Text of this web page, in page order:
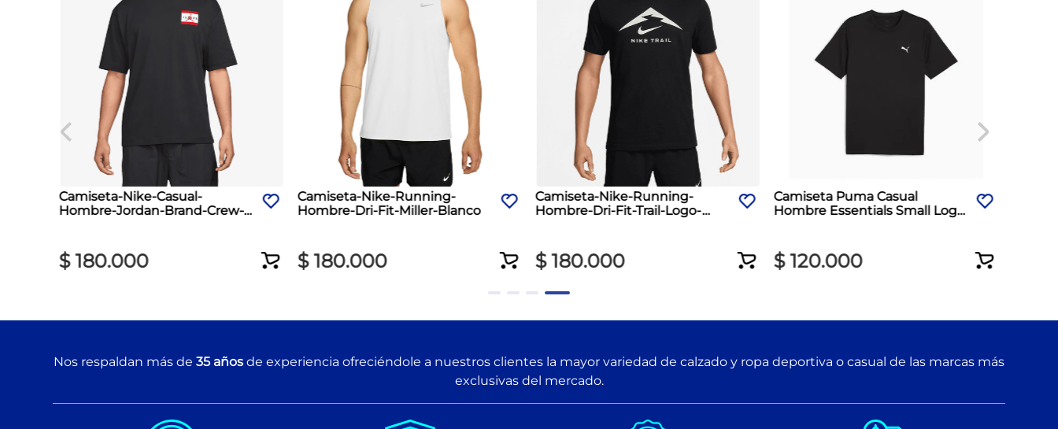
Camiseta-Nike-Casual-
Hombre-Jordan-Brand-Crew-
$ 180.000
Camiseta-Nike-Running-
Hombre-Dri-Fit-Miller-Blanco
$ 180.000
Camiseta-Nike-Running-
Hombre-Dri-Fit-Trail-Logo-
$ 180.000
Camiseta Puma Casual
Hombre Essentials Small Logo
$ 120.000
Nos respaldan más de 35 años de experiencia ofreciéndole a nuestros clientes la mayor variedad de calzado y ropa deportiva o casual de las marcas más
exclusivas del mercado.